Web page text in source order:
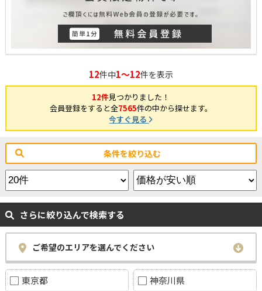
12件中1～12件を表示
12件見つかりました！
会員登録をすると全7565件の中から探せます。
今すぐ見る
条件を絞り込む
さらに絞り込んで検索する
ご希望のエリアを選んでください
東京都 神奈川県